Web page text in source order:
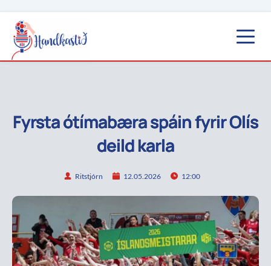
Fyrsta ótímabæra spáin fyrir Olís
deild karla
Ritstjórn 12.05.2026 12:00